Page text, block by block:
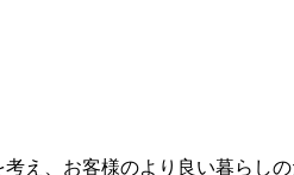
え、お客様のより良い暮らし